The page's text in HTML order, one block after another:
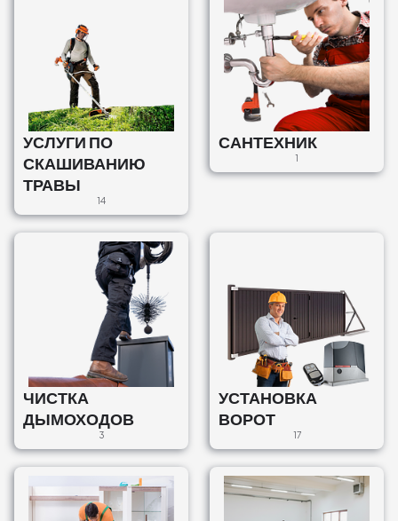
УСЛУГИ ПО
СКАШИВАНИЮ
ТРАВЫ
14
САНТЕХНИК
1
ЧИСТКА
ДЫМОХОДОВ
3
УСТАНОВКА
ВОРОТ
17